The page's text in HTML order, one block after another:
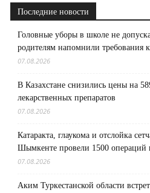
Последние новости
Головные уборы в школе не
родителям напомнили требования
07.08.2026
В Казахстане снизились цены на
лекарственных препаратов
07.08.2026
Катаракта, глаукома и отслойка
Шымкенте провели 1500
07.08.2026
Аким Туркестанской области